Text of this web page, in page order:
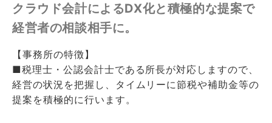
クラウド会計によるDX化と積極的な提案で
経営者の相談相手に。
【事務所の特徴】
■税理士・公認会計士である所長が対応しますので、
経営の状況を把握し、タイムリーに節税や補助金等の
提案を積極的に行います。